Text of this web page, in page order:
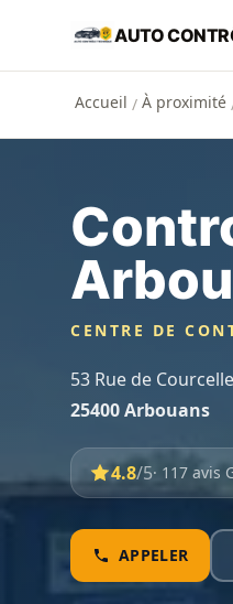
Aller au contenu
AUTO
Accueil / À proximité
CENTRE DE
53 Rue de
25400 Arbouans
4.8/5· 117 avis
APPELER